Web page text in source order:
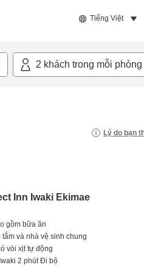
Tiếng Việt
2 khách trong mỗi phòng
Lý do bạn
Inn Iwaki Ekimae
gồm bữa ăn
tắm và nhà vệ sinh chung
vòi xịt tự động
2 phútĐi bộ